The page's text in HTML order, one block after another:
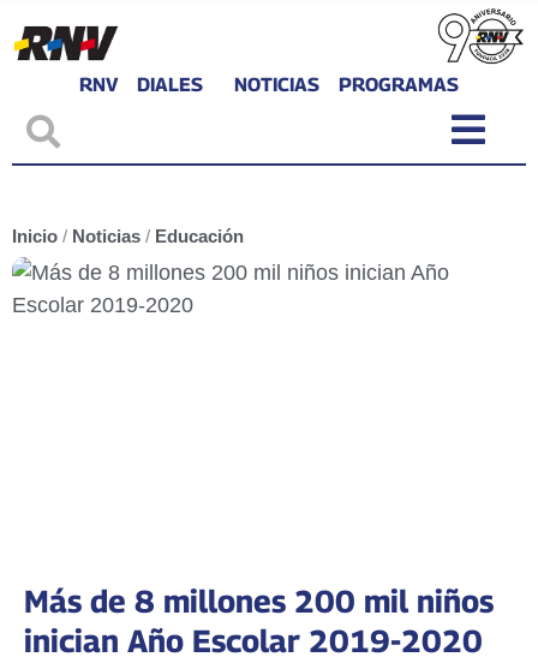
RNV DIALES NOTICIAS PROGRAMAS
Inicio / Noticias / Educación
Más de 8 millones 200 mil niños
inician Año Escolar 2019-2020